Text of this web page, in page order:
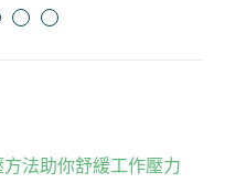
法助你舒緩工作壓力